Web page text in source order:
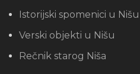
Istorijski spomenici u Nišu
Verski objekti u Nišu
Rečnik starog Niša